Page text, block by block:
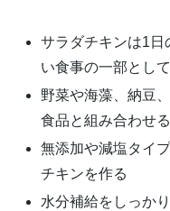
サラダチキンは1日
い食事の一部とし
野菜や海藻、納豆
食品と組み合わせる
無添加や減塩タイ
チキンを作る
水分補給をしっか